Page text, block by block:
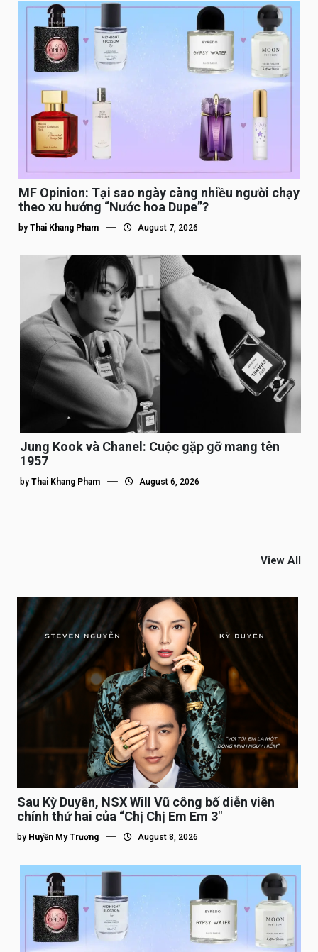
MF Opinion: Tại sao ngày càng nhiều người chạy
theo xu hướng “Nước hoa Dupe”?
by Thai Khang Pham August 7, 2026
Jung Kook và Chanel: Cuộc gặp gỡ mang tên
1957
by Thai Khang Pham August 6, 2026
View All
Sau Kỳ Duyên, NSX Will Vũ công bố diễn viên
chính thứ hai của “Chị Chị Em Em 3″
by Huyền My Trương August 8, 2026